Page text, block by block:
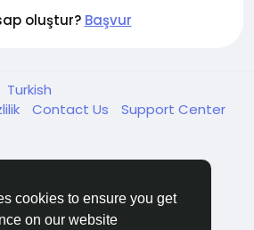
cookies to ensure you get
on our website
oluştur? Başvur
Turkish
Contact Us Support Center